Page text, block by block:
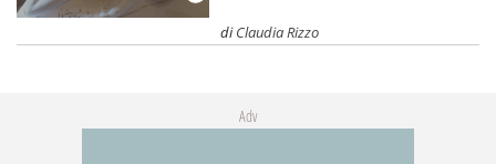
diClaudia Rizzo
Adv